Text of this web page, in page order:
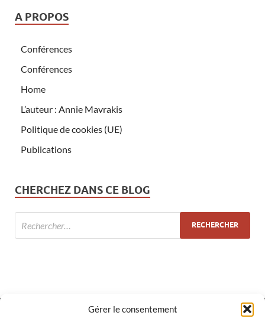
Gérer le consentement
A PROPOS
Conférences
Conférences
Home
L’auteur : Annie Mavrakis
Politique de cookies (UE)
Publications
CHERCHEZ DANS CE BLOG